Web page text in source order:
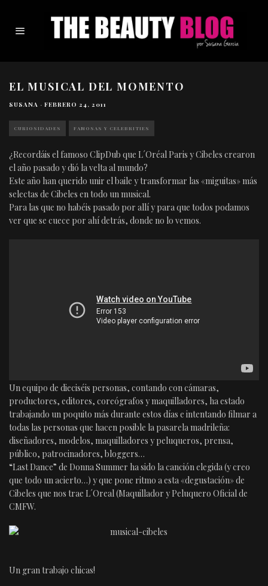
EL MUSICAL DEL MOMENTO
SUSANA · FEBRERO 24, 2011
CURIOSIDADES FAMOSAS Y CELEBRITIES
¿Recordáis el famoso ClipDub que L´Oréal Paris y Cibeles crearon
el año pasado y dió la velta al mundo?
Este año han querido unir el baile y transformar las «miguitas» más
selectas de Cibeles en todo un musical.
Para las que no habéis pasado por allí y para que todos podamos
ver que se cuece por ahí detrás, donde no lo vemos.
Un equipo de dieciséis personas, contando con cámaras,
productores, editores, coreógrafos y maquilladores, ha estado
trabajando un poquito más durante estos días e intentando filmar a
todas las personas que hacen posible la pasarela madrileña:
diseñadores, modelos, maquilladores y peluqueros, prensa,
público, patrocinadores, bloggers…
“Last Dance” de Donna Summer ha sido la canción elegida (y creo
que todo un acierto…) y que pone ritmo a esta «degustación» de
Cibeles que nos trae L´Oreal (Maquillador y Peluquero Oficial de
CMFW.
Un gran trabajo chicas!